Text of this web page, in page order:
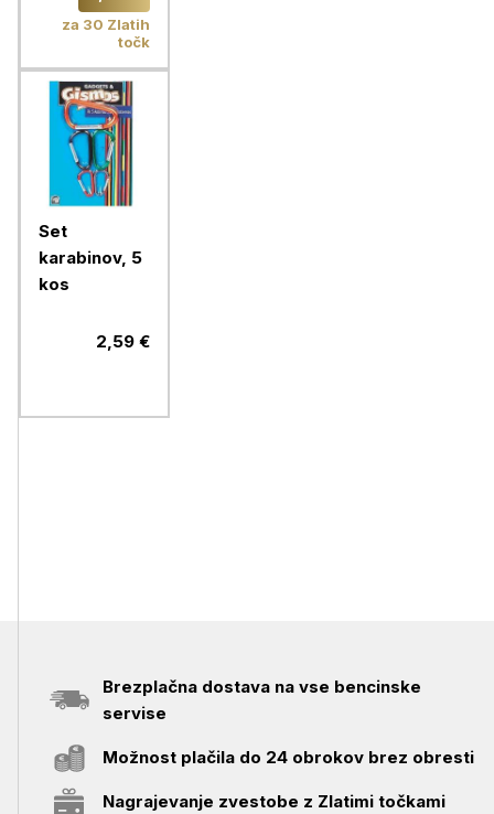
za 30 Zlatih
točk
Set
karabinov, 5
kos
2,59 €
Brezplačna dostava na vse bencinske
servise
Možnost plačila do 24 obrokov brez obresti
Nagrajevanje zvestobe z Zlatimi točkami